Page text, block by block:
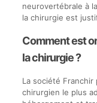
neurovertébrale à
la chirurgie est
Comment est
la chirurgie ?
La société Franchir
chirurgien le plus